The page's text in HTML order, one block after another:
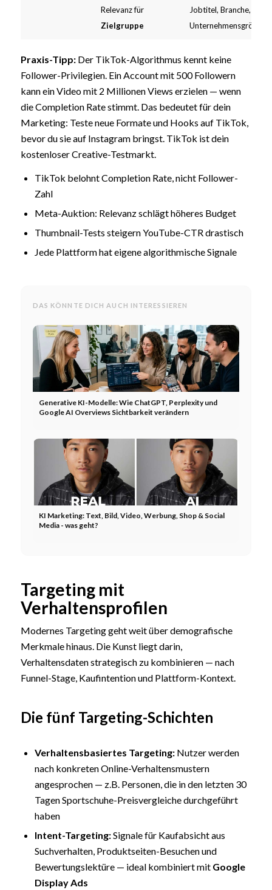
Relevanz für
Zielgruppe
Jobtitel, Branche,
Unternehmensgröße
Praxis-Tipp:Der TikTok-Algorithmus kennt keine
Follower-Privilegien. Ein Account mit 500 Followern
kann ein Video mit 2 Millionen Views erzielen — wenn
die Completion Rate stimmt. Das bedeutet für dein
Marketing: Teste neue Formate und Hooks auf TikTok,
bevor du sie auf Instagram bringst. TikTok ist dein
kostenloser Creative-Testmarkt.
TikTok belohnt Completion Rate, nicht Follower-
Zahl
Meta-Auktion: Relevanz schlägt höheres Budget
Thumbnail-Tests steigern YouTube-CTR drastisch
Jede Plattform hat eigene algorithmische Signale
DAS KÖNNTE DICH AUCH INTERESSIEREN
Generative KI-Modelle: Wie ChatGPT, Perplexity und
Google AI Overviews Sichtbarkeit verändern
KI Marketing: Text, Bild, Video, Werbung, Shop & Social
Media - was geht?
Targeting mit
Verhaltensprofilen
Modernes Targeting geht weit über demografische
Merkmale hinaus. Die Kunst liegt darin,
Verhaltensdaten strategisch zu kombinieren — nach
Funnel-Stage, Kaufintention und Plattform-Kontext.
Die fünf Targeting-Schichten
Verhaltensbasiertes Targeting:Nutzer werden
nach konkreten Online-Verhaltensmustern
angesprochen — z.B. Personen, die in den letzten 30
Tagen Sportschuhe-Preisvergleiche durchgeführt
haben
Intent-Targeting:Signale für Kaufabsicht aus
Suchverhalten, Produktseiten-Besuchen und
Bewertungslektüre — ideal kombiniert mit Google
Display Ads